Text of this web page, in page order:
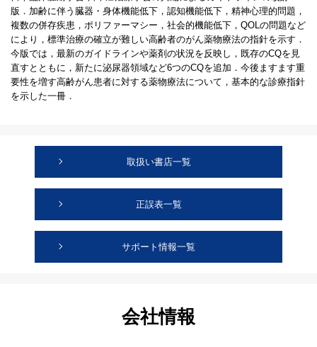
版．加齢に伴う臓器・身体機能低下，認知機能低下，精神心理的問題，
複数の併存疾患，ポリファーマシー，社会的機能低下，QOLの問題など
により，標準治療の確立が難しい⾼齢者のがん薬物療法の指針を示す．
今版では，最新のガイドラインや薬剤の状況を反映し，既存のCQを見
直すとともに，新たに泌尿器領域など6つのCQを追加．今後ますます重
要性を増す高齢がん患者に対する薬物療法について，基本的な診療指針
を示した一冊．
取扱い書店一覧
正誤表一覧
サポート情報一覧
会社情報